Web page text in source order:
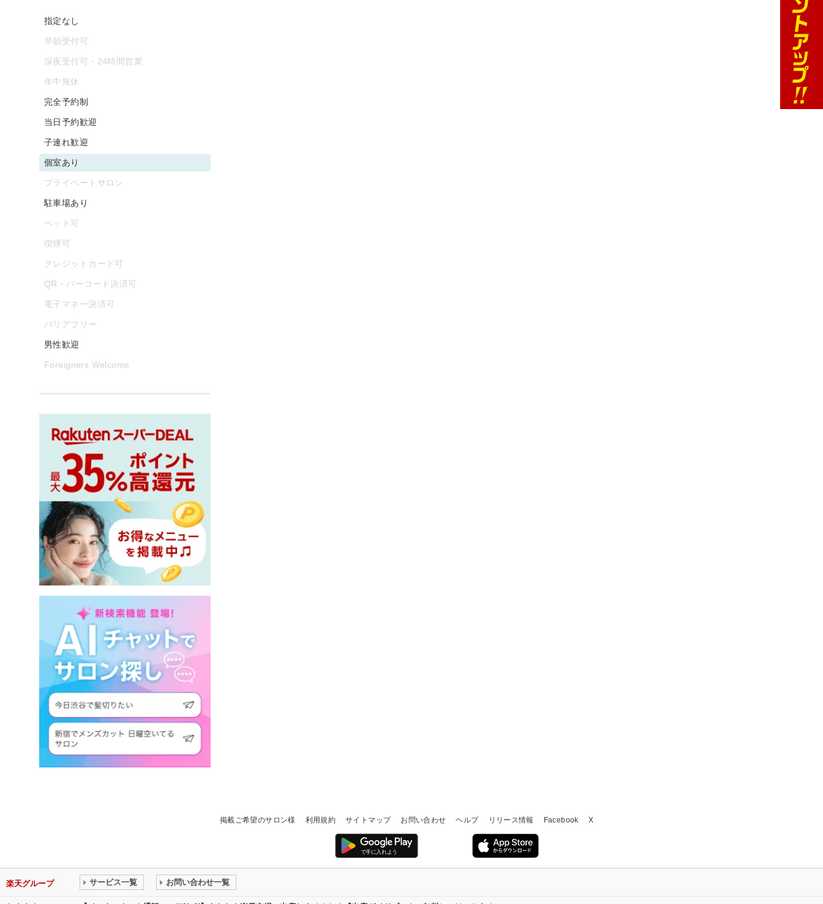
指定なし
早朝受付可
深夜受付可・24時間営業
年中無休
完全予約制
当日予約歓迎
子連れ歓迎
個室あり
プライベートサロン
駐車場あり
ペット可
喫煙可
クレジットカード可
QR・バーコード決済可
電子マネー決済可
バリアフリー
男性歓迎
Foreigners Welcome
掲載ご希望のサロン様 利用規約 サイトマップ お問い合わせ ヘルプ リリース情報 Facebook X
楽天グループ サービス一覧 お問い合わせ一覧